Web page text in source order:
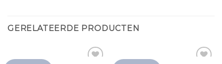
GERELATEERDE PRODUCTEN